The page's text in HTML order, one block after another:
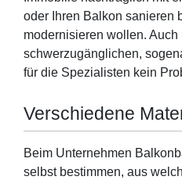
oder Ihren Balkon sanieren
modernisieren wollen. Auch
schwerzugänglichen,
für die Spezialisten kein
Verschiedene
Beim Unternehmen
selbst bestimmen, aus